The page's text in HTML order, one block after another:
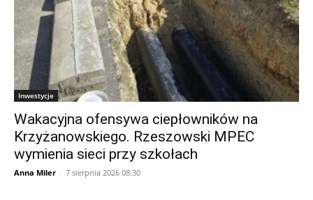
Inwestycje
Wakacyjna ofensywa ciepłowników na
Krzyżanowskiego. Rzeszowski MPEC
wymienia sieci przy szkołach
Anna Miler - 7 sierpnia 2026 08:30